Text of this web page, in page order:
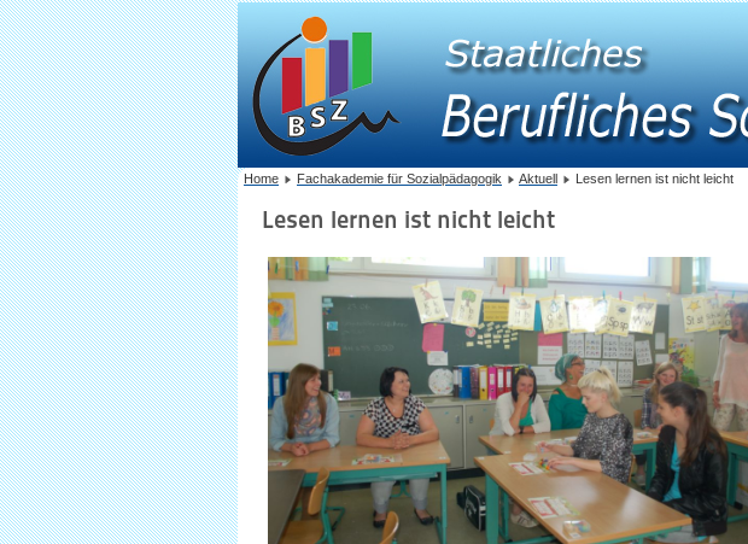
Home Fachakademie für Sozialpädagogik Aktuell Lesen lernen ist nicht leicht
Lesen lernen ist nicht leicht